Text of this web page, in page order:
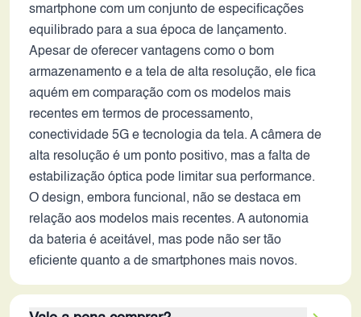
smartphone com um conjunto de especificações
equilibrado para a sua época de lançamento.
Apesar de oferecer vantagens como o bom
armazenamento e a tela de alta resolução, ele fica
aquém em comparação com os modelos mais
recentes em termos de processamento,
conectividade 5G e tecnologia da tela. A câmera de
alta resolução é um ponto positivo, mas a falta de
estabilização óptica pode limitar sua performance.
O design, embora funcional, não se destaca em
relação aos modelos mais recentes. A autonomia
da bateria é aceitável, mas pode não ser tão
eficiente quanto a de smartphones mais novos.